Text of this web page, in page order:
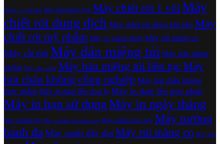
Dụng cụ xiết đai Máy bơm dung dịch Máy chiết rót 1 vòiMáy
chiết rót dung dịch Máy chiết rót dùng khí nén Máy
chiết rót mỹ phẩm Máy co màng nhiệt Máy cắt màng co
Máy cắt thịtMáy dán miệng túi Máy dán màng
nhôm Máy dán nhãn Máy hàn miệng túi liên tụcMáy
hút chân không công nghiệp Máy hút chân không
thực phẩm Máy in date lên chai lọ Máy in date lên tem nhãn
Máy in hạn sử dụngMáy in ngày tháng
Máy nghiền bột Máy nghiền bột siêu mịn Máy nghiền dược liệu Máy nướng
bánh đa Máy quấn dây đai Máy rút màng co Máy siết